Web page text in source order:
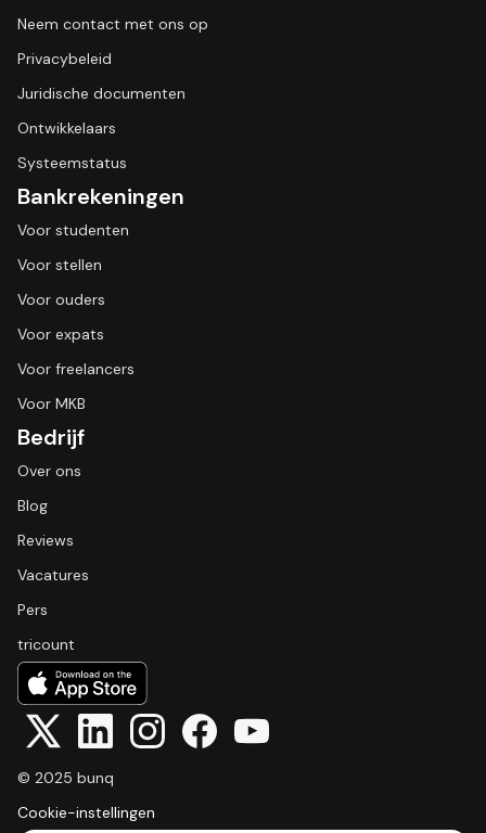
Neem contact met ons op
Privacybeleid
Juridische documenten
Ontwikkelaars
Systeemstatus
Bankrekeningen
Voor studenten
Voor stellen
Voor ouders
Voor expats
Voor freelancers
Voor MKB
Bedrijf
Over ons
Blog
Reviews
Vacatures
Pers
tricount
© 2025 bunq
Cookie-instellingen